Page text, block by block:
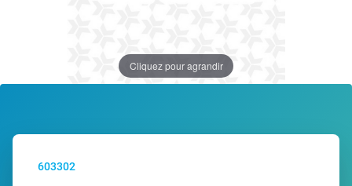
Cliquez pour agrandir
603302